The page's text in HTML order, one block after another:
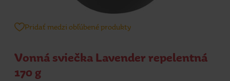
Pridať medzi obľúbené produkty
Vonná sviečka Lavender repelentná
170 g